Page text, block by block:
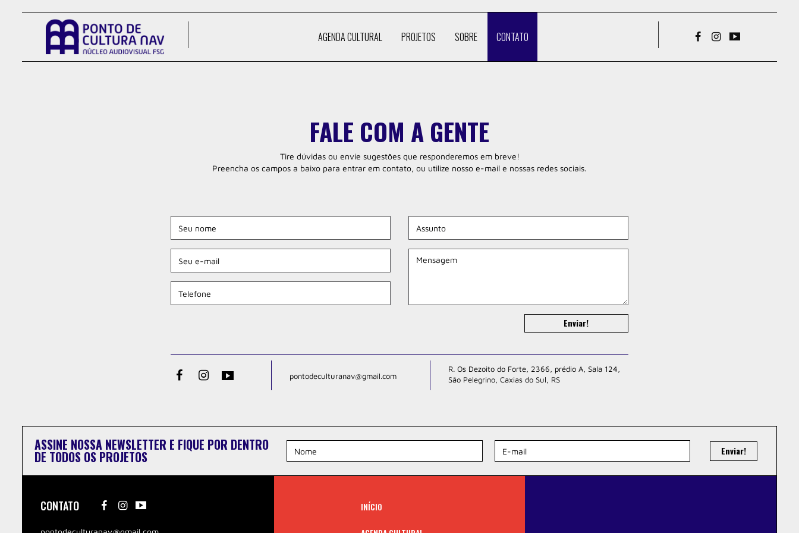
AGENDA CULTURAL PROJETOS SOBRE CONTATO
FALE COM A GENTE
Tire dúvidas ou envie sugestões que responderemos em breve!
Preencha os campos a baixo para entrar em contato, ou utilize nosso e-mail e nossas redes sociais.
Enviar!
pontodeculturanav@gmail.com
R. Os Dezoito do Forte, 2366, prédio A, Sala 124,
São Pelegrino, Caxias do Sul, RS
ASSINE NOSSA NEWSLETTER E FIQUE POR DENTRO
DE TODOS OS PROJETOS Enviar!
CONTATO INÍCIO